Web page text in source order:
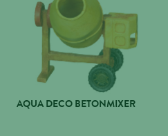
AQUA DECO BETONMIXER